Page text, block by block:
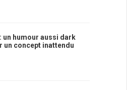
un humour aussi dark
un concept inattendu